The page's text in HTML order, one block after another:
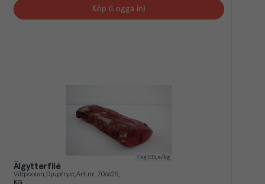
Köp (Logga in)
1 kg CO₂e/kg
Älgytterfilé
Viltpoolen Djupfryst Art.nr. 706625